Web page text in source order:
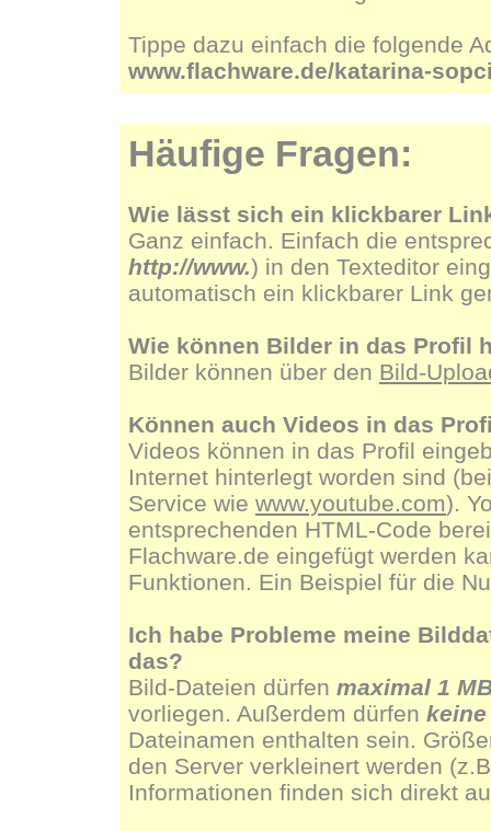
Tippe dazu einfach die folgende
www.flachware.de/katarina-
Häufige Fragen:
Wie lässt sich ein klickbarer
Ganz einfach. Einfach die
http://www.) in den Texteditor
automatisch ein klickbarer Link
Wie können Bilder in das Profil
Bilder können über den Bild-
Können auch Videos in das
Videos können in das Profil
Internet hinterlegt worden sind
Service wie www.youtube.com).
entsprechenden HTML-Code
Flachware.de eingefügt werden
Funktionen. Ein Beispiel für die
Ich habe Probleme meine
das?
Bild-Dateien dürfen maximal 1
vorliegen. Außerdem dürfen
Dateinamen enthalten sein.
den Server verkleinert werden
Informationen finden sich direkt